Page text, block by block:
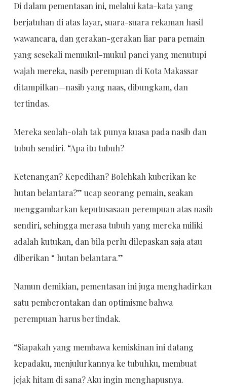
Di dalam pementasan ini, melalui kata-kata yang
berjatuhan di atas layar, suara-suara rekaman hasil
wawancara, dan gerakan-gerakan liar para pemain
yang sesekali memukul-mukul panci yang menutupi
wajah mereka, nasib perempuan di Kota Makassar
ditampilkan—nasib yang naas, dibungkam, dan
tertindas.
Mereka seolah-olah tak punya kuasa pada nasib dan
tubuh sendiri. “Apa itu tubuh?
Ketenangan? Kepedihan? Bolehkah kuberikan ke
hutan belantara?” ucap seorang pemain, seakan
menggambarkan keputusasaan perempuan atas nasib
sendiri, sehingga merasa tubuh yang mereka miliki
adalah kutukan, dan bila perlu dilepaskan saja atau
diberikan “ hutan belantara.”
Namun demikian, pementasan ini juga menghadirkan
satu pemberontakan dan optimisme bahwa
perempuan harus bertindak.
“Siapakah yang membawa kemiskinan ini datang
kepadaku, menjulurkannya ke tubuhku, membuat
jejak hitam di sana? Aku ingin menghapusnya.